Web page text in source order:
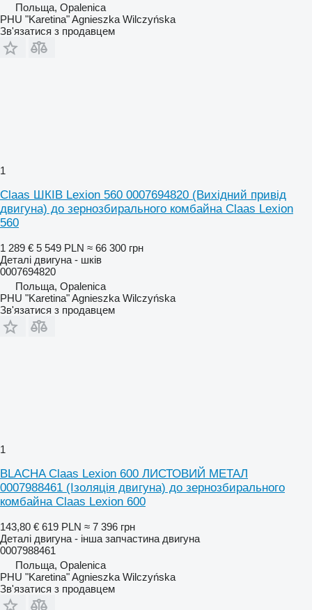
Польща, Opalenica
PHU "Karetina" Agnieszka Wilczyńska
Зв'язатися з продавцем
1
Claas ШКІВ Lexion 560 0007694820 (Вихідний привід
двигуна) до зернозбирального комбайна Claas Lexion
560
1 289 € 5 549 PLN ≈ 66 300 грн
Деталі двигуна - шків
0007694820
Польща, Opalenica
PHU "Karetina" Agnieszka Wilczyńska
Зв'язатися з продавцем
1
BLACHA Claas Lexion 600 ЛИСТОВИЙ МЕТАЛ
0007988461 (Ізоляція двигуна) до зернозбирального
комбайна Claas Lexion 600
143,80 € 619 PLN ≈ 7 396 грн
Деталі двигуна - інша запчастина двигуна
0007988461
Польща, Opalenica
PHU "Karetina" Agnieszka Wilczyńska
Зв'язатися з продавцем